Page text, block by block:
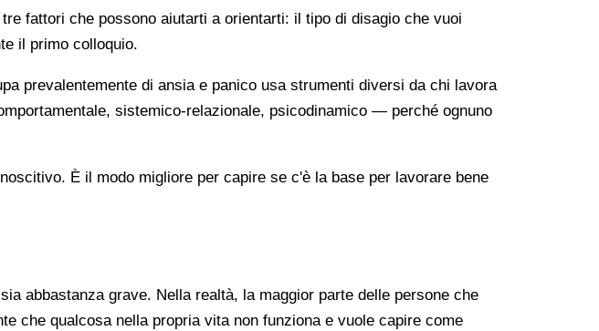
fattori che possono aiutarti a orientarti: il tipo di disagio che vuoi
il primo colloquio.
prevalentemente di ansia e panico usa strumenti diversi da chi lavora
sistemico-relazionale, psicodinamico — perché ognuno
È il modo migliore per capire se c'è la base per lavorare bene
abbastanza grave. Nella realtà, la maggior parte delle persone che
che qualcosa nella propria vita non funziona e vuole capire come